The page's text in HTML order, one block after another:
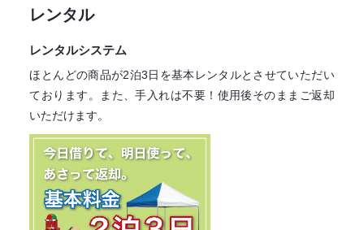
レンタル
レンタルシステム
ほとんどの商品が2泊3日を基本レンタルとさせていただい
ております。
また、手入れは不要！ 使用後そのままご返却
いただけます。